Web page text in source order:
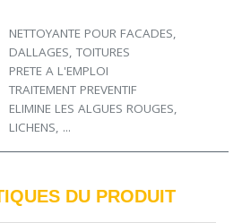
NETTOYANTE POUR FACADES,
DALLAGES, TOITURES
PRETE A L'EMPLOI
TRAITEMENT PREVENTIF
ELIMINE LES ALGUES ROUGES,
LICHENS, ...
DU PRODUIT